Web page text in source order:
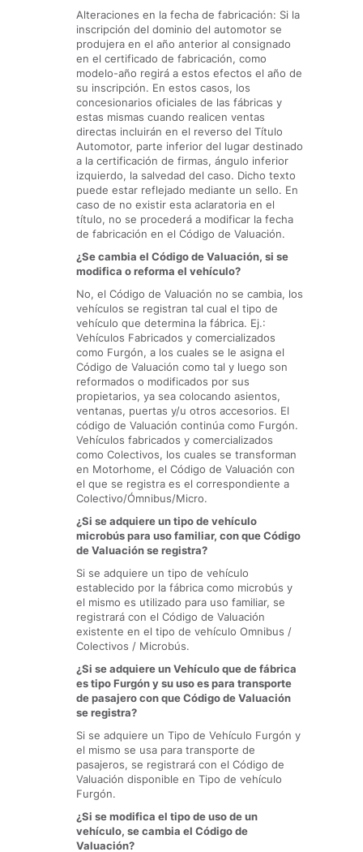
Alteraciones en la fecha de fabricación: Si la
inscripción del dominio del automotor se
produjera en el año anterior al consignado
en el certificado de fabricación, como
modelo-año regirá a estos efectos el año de
su inscripción. En estos casos, los
concesionarios oficiales de las fábricas y
estas mismas cuando realicen ventas
directas incluirán en el reverso del Título
Automotor, parte inferior del lugar destinado
a la certificación de firmas, ángulo inferior
izquierdo, la salvedad del caso. Dicho texto
puede estar reflejado mediante un sello. En
caso de no existir esta aclaratoria en el
título, no se procederá a modificar la fecha
de fabricación en el Código de Valuación.
¿Se cambia el Código de Valuación, si se
modifica o reforma el vehículo?
No, el Código de Valuación no se cambia, los
vehículos se registran tal cual el tipo de
vehículo que determina la fábrica. Ej.:
Vehículos Fabricados y comercializados
como Furgón, a los cuales se le asigna el
Código de Valuación como tal y luego son
reformados o modificados por sus
propietarios, ya sea colocando asientos,
ventanas, puertas y/u otros accesorios. El
código de Valuación continúa como Furgón.
Vehículos fabricados y comercializados
como Colectivos, los cuales se transforman
en Motorhome, el Código de Valuación con
el que se registra es el correspondiente a
Colectivo/Ómnibus/Micro.
¿Si se adquiere un tipo de vehículo
microbús para uso familiar, con que Código
de Valuación se registra?
Si se adquiere un tipo de vehículo
establecido por la fábrica como microbús y
el mismo es utilizado para uso familiar, se
registrará con el Código de Valuación
existente en el tipo de vehículo Omnibus /
Colectivos / Microbús.
¿Si se adquiere un Vehículo que de fábrica
es tipo Furgón y su uso es para transporte
de pasajero con que Código de Valuación
se registra?
Si se adquiere un Tipo de Vehículo Furgón y
el mismo se usa para transporte de
pasajeros, se registrará con el Código de
Valuación disponible en Tipo de vehículo
Furgón.
¿Si se modifica el tipo de uso de un
vehículo, se cambia el Código de
Valuación?